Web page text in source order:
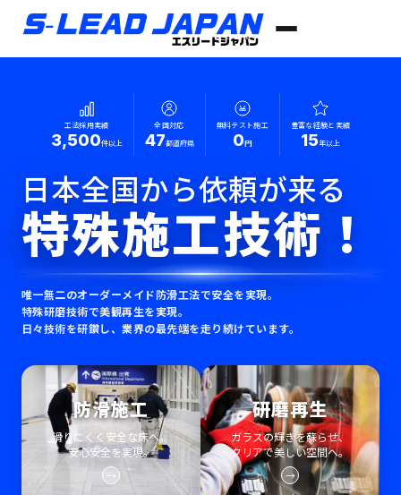
工法採用実績
3,500件以上
全国対応
47都道府県
無料テスト施工
0円
豊富な経験と実績
15年以上
日本全国から依頼が来る
特殊施工技術！
唯一無二のオーダーメイド防滑工法で安全を実現。
特殊研磨技術で美観再生を実現。
日々技術を研鑽し、業界の最先端を走り続けています。
防滑施工
滑りにくく安全な床へ。
安心安全を実現。
→
研磨再生
ガラスの輝きを蘇らせ、
クリアで美しい空間へ。
→